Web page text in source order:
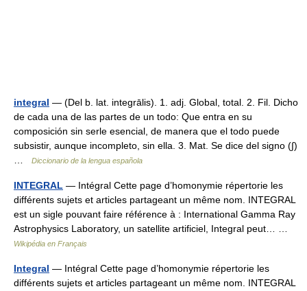
integral — (Del b. lat. integrālis). 1. adj. Global, total. 2. Fil. Dicho
de cada una de las partes de un todo: Que entra en su
composición sin serle esencial, de manera que el todo puede
subsistir, aunque incompleto, sin ella. 3. Mat. Se dice del signo (∫)
Diccionario de la lengua española
INTEGRAL — Intégral Cette page d’homonymie répertorie les
différents sujets et articles partageant un même nom. INTEGRAL
est un sigle pouvant faire référence à : International Gamma Ray
Astrophysics Laboratory, un satellite artificiel, Integral peut… …
Wikipédia en Français
Integral — Intégral Cette page d’homonymie répertorie les
différents sujets et articles partageant un même nom. INTEGRAL